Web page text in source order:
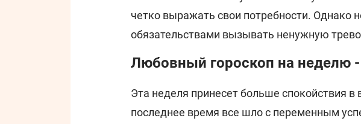
четко выражать свои потребности. Однако
обязательствами вызывать ненужную
Любовный гороскоп на неделю
Эта неделя принесет больше спокойствия
последнее время все шло с переменным